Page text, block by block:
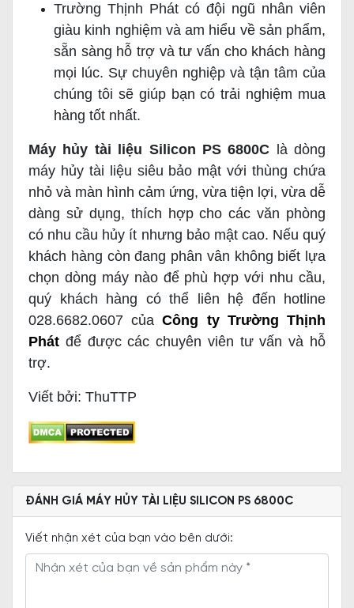
Trường Thịnh Phát có đội ngũ nhân viên
giàu kinh nghiệm và am hiểu về sản phẩm,
sẵn sàng hỗ trợ và tư vấn cho khách hàng
mọi lúc. Sự chuyên nghiệp và tận tâm của
chúng tôi sẽ giúp bạn có trải nghiệm mua
hàng tốt nhất.
Máy hủy tài liệu Silicon PS 6800C là dòng
máy hủy tài liệu siêu bảo mật với thùng chứa
nhỏ và màn hình cảm ứng, vừa tiện lợi, vừa dễ
dàng sử dụng, thích hợp cho các văn phòng
có nhu cầu hủy ít nhưng bảo mật cao. Nếu quý
khách hàng còn đang phân vân không biết lựa
chọn dòng máy nào để phù hợp với nhu cầu,
quý khách hàng có thể liên hệ đến hotline
028.6682.0607 củaCông ty Trường Thịnh
Phát để được các chuyên viên tư vấn và hỗ
trợ.
Viết bởi: ThuTTP
ĐÁNH GIÁ MÁY HỦY TÀI LIỆU SILICON PS 6800C
Viết nhận xét của bạn vào bên dưới: